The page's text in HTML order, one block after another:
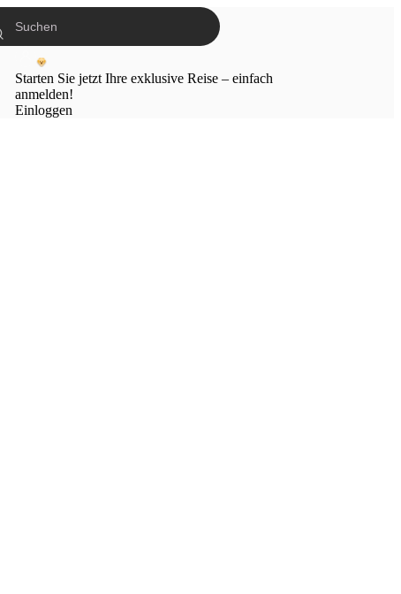
Starten Sie jetzt Ihre exklusive Reise – einfach
anmelden!
Einloggen